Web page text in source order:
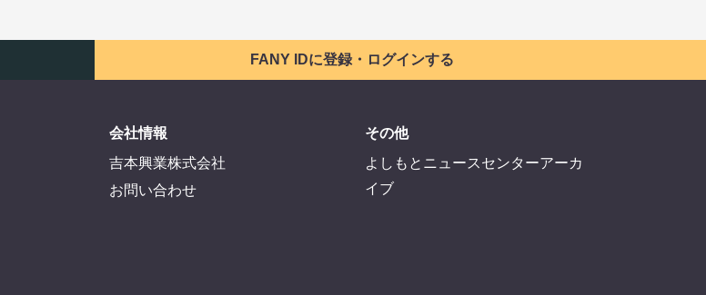
FANY IDに登録・ログインする
会社情報
吉本興業株式会社
お問い合わせ
その他
よしもとニュースセンターアーカ
イブ